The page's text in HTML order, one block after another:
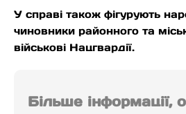
У справі також фігурують
чиновники районного та
військові Нацгвардії.
Більше інформації,